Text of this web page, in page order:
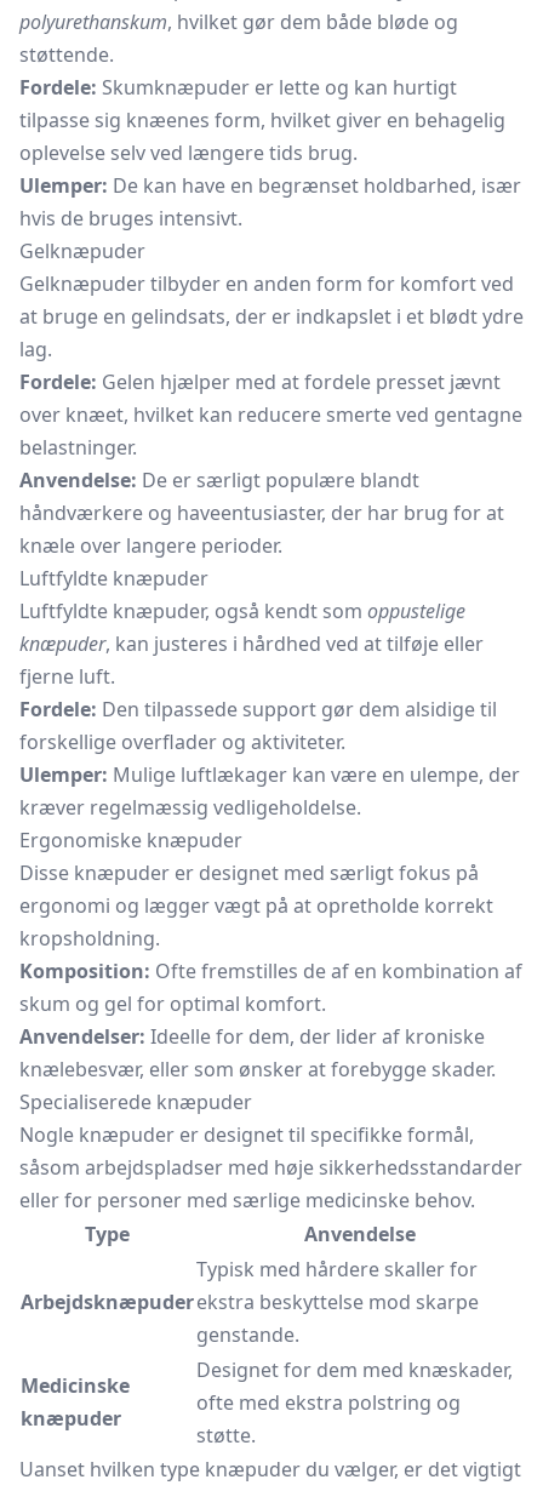
polyurethanskum, hvilket gør dem både bløde og
støttende.
Fordele: Skumknæpuder er lette og kan hurtigt
tilpasse sig knæenes form, hvilket giver en behagelig
oplevelse selv ved længere tids brug.
Ulemper: De kan have en begrænset holdbarhed, især
hvis de bruges intensivt.
Gelknæpuder
Gelknæpuder tilbyder en anden form for komfort ved
at bruge en gelindsats, der er indkapslet i et blødt ydre
lag.
Fordele: Gelen hjælper med at fordele presset jævnt
over knæet, hvilket kan reducere smerte ved gentagne
belastninger.
Anvendelse: De er særligt populære blandt
håndværkere og haveentusiaster, der har brug for at
knæle over langere perioder.
Luftfyldte knæpuder
Luftfyldte knæpuder, også kendt som oppustelige
knæpuder, kan justeres i hårdhed ved at tilføje eller
fjerne luft.
Fordele: Den tilpassede support gør dem alsidige til
forskellige overflader og aktiviteter.
Ulemper: Mulige luftlækager kan være en ulempe, der
kræver regelmæssig vedligeholdelse.
Ergonomiske knæpuder
Disse knæpuder er designet med særligt fokus på
ergonomi og lægger vægt på at opretholde korrekt
kropsholdning.
Komposition: Ofte fremstilles de af en kombination af
skum og gel for optimal komfort.
Anvendelser: Ideelle for dem, der lider af kroniske
knælebesvær, eller som ønsker at forebygge skader.
Specialiserede knæpuder
Nogle knæpuder er designet til specifikke formål,
såsom arbejdspladser med høje sikkerhedsstandarder
eller for personer med særlige medicinske behov.
Type
Anvendelse
Arbejdsknæpuder
Typisk med hårdere skaller for
ekstra beskyttelse mod skarpe
genstande.
Medicinske
knæpuder
Designet for dem med knæskader,
ofte med ekstra polstring og
støtte.
Uanset hvilken type knæpuder du vælger, er det vigtigt